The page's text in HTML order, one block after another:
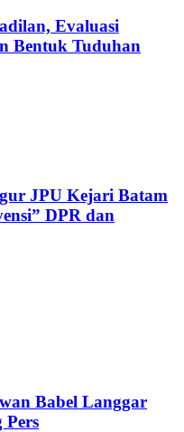
Evaluasi
Bentuk Tuduhan
JPU Kejari Batam
DPR dan
Babel Langgar
Pers